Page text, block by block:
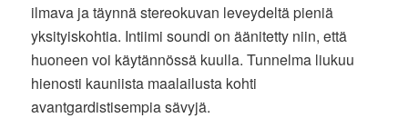
ilmava ja täynnä stereokuvan leveydeltä pieniä
yksityiskohtia. Intiimi soundi on äänitetty niin, että
huoneen voi käytännössä kuulla. Tunnelma liukuu
hienosti kauniista maalailusta kohti
avantgardistisempia sävyjä.